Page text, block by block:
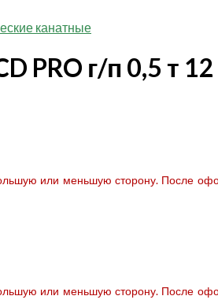
канатные
PRO г/п 0,5 т
или меньшую сторону. После
или меньшую сторону. После